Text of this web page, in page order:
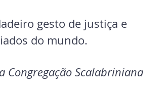
gesto de justiça e
do mundo.
Congregação Scalabriniana